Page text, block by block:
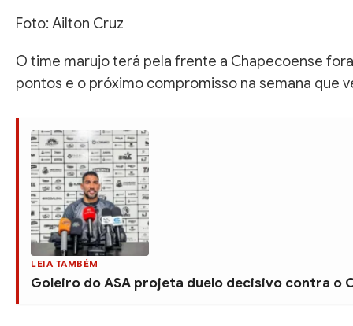
Foto: Ailton Cruz
O time marujo terá pela frente a Chapecoense
pontos e o próximo compromisso na semana que
LEIA TAMBÉM
Goleiro do ASA projeta duelo decisivo contra o